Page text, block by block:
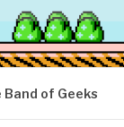
Band of Geeks